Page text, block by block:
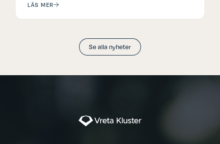
LÄS MER
Se alla nyheter